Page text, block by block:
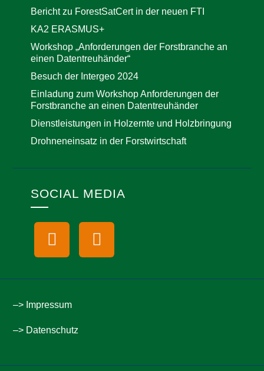
Bericht zu ForestSatCert in der neuen FTI
KA2 ERASMUS+
Workshop „Anforderungen der Forstbranche an
einen Datentreuhänder“
Besuch der Intergeo 2024
Einladung zum Workshop Anforderungen der
Forstbranche an einen Datentreuhänder
Dienstleistungen in Holzernte und Holzbringung
Drohneneinsatz in der Forstwirtschaft
SOCIAL MEDIA
–> Impressum
–> Datenschutz